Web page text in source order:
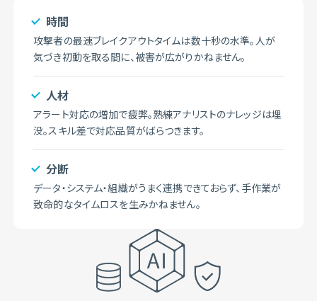
時間
攻撃者の最速ブレイクアウトタイムは数十秒の水準。人が
気づき初動を取る間に、被害が広がりかねません。
人材
アラート対応の増加で疲弊。熟練アナリストのナレッジは埋
没。スキル差で対応品質がばらつきます。
分断
データ・システム・組織がうまく連携できておらず、手作業が
致命的なタイムロスを生みかねません。